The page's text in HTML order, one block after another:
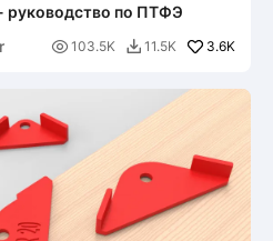
руководство по ПТФЭ
 103.5K  11.5K 3.6K